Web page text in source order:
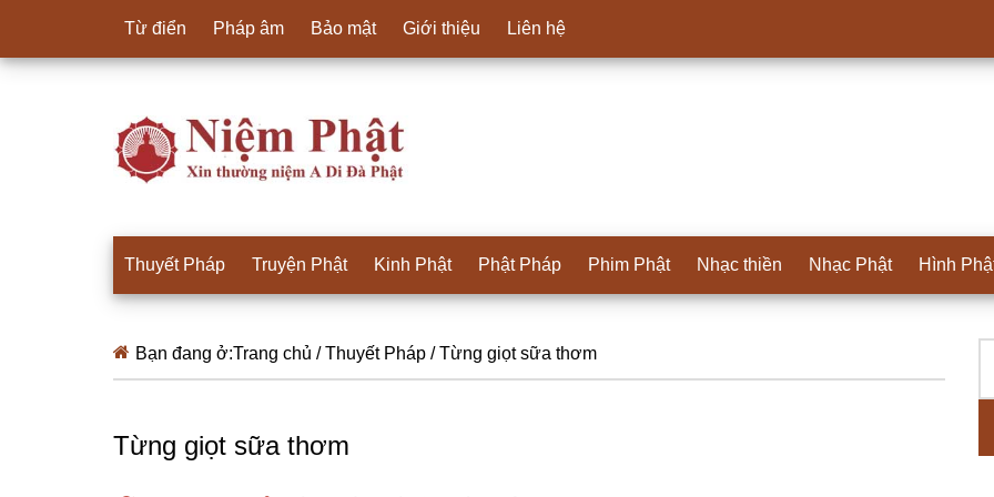
Từ điển Pháp âm Bảo mật Giới thiệu Liên hệ
Thuyết Pháp Truyện Phật Kinh Phật Phật Pháp Phim Phật Nhạc thiền Nhạc Phật Hình
Bạn đang ở:Trang chủ / Thuyết Pháp /Từng giọt sữa thơm
Từng giọt sữa thơm